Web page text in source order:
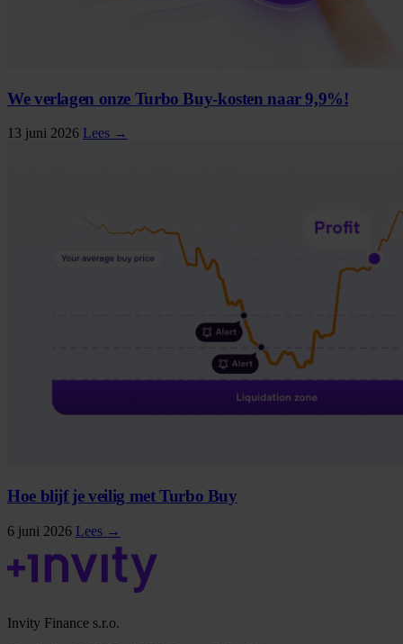
We verlagen onze Turbo Buy-kosten naar 9,9%!
13 juni 2026 Lees →
Hoe blijf je veilig met Turbo Buy
6 juni 2026 Lees →
Invity Finance s.r.o.